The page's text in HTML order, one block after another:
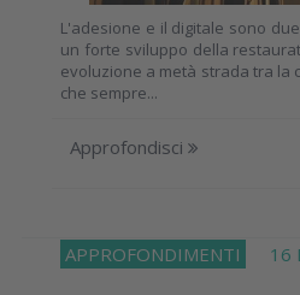
L'adesione e il digitale sono
un forte sviluppo della
evoluzione a metà strada tra la
che sempre...
Approfondisci
APPROFONDIMENTI 16